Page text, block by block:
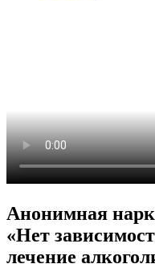
Анонимная
«Нет
лечение